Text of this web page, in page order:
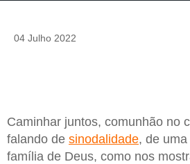
04 Julho 2022
Caminhar juntos, comunhão no
falando de sinodalidade, de
família de Deus, como nos